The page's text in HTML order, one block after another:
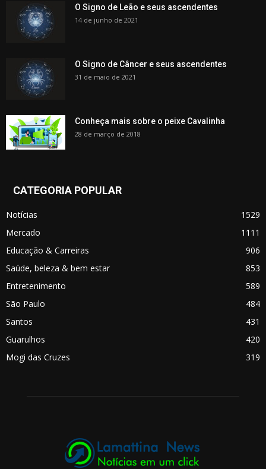
O Signo de Leão e seus ascendentes
14 de junho de 2021
O Signo de Câncer e seus ascendentes
31 de maio de 2021
Conheça mais sobre o peixe Cavalinha
28 de março de 2018
CATEGORIA POPULAR
Notícias
1529
Mercado
1111
Educação & Carreiras
906
Saúde, beleza & bem estar
853
Entretenimento
589
São Paulo
484
Santos
431
Guarulhos
420
Mogi das Cruzes
319